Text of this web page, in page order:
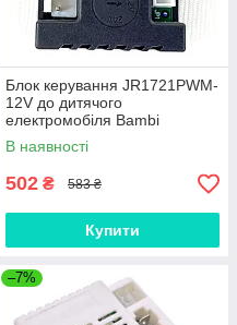
Блок керування JR1721PWM-
12V до дитячого
електромобіля Bambi
В наявності
502 ₴ 583 ₴
Купити
–7%